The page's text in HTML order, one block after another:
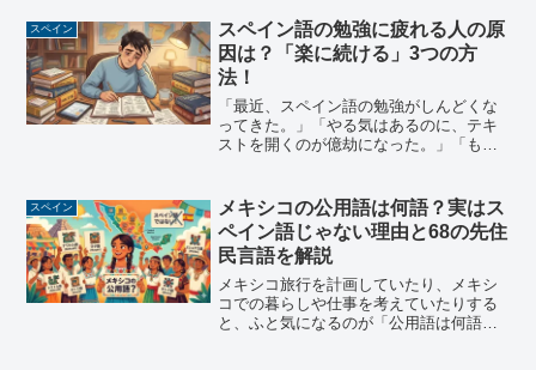
うか。実はこれ、かなり深い歴史と政治
が絡み合った話なんです。...
スペイン
スペイン語の勉強に疲れる人の原
因は？「楽に続ける」3つの方
法！
「最近、スペイン語の勉強がしんどくな
ってきた。」「やる気はあるのに、テキ
ストを開くのが億劫になった。」「もう
たどり着いてくれたのではないでしょう
か。まず伝えたいのは、そ...
スペイン
メキシコの公用語は何語？実はス
ペイン語じゃない理由と68の先住
民言語を解説
メキシコ旅行を計画していたり、メキシ
コでの暮らしや仕事を考えていたりする
と、ふと気になるのが「公用語は何語な